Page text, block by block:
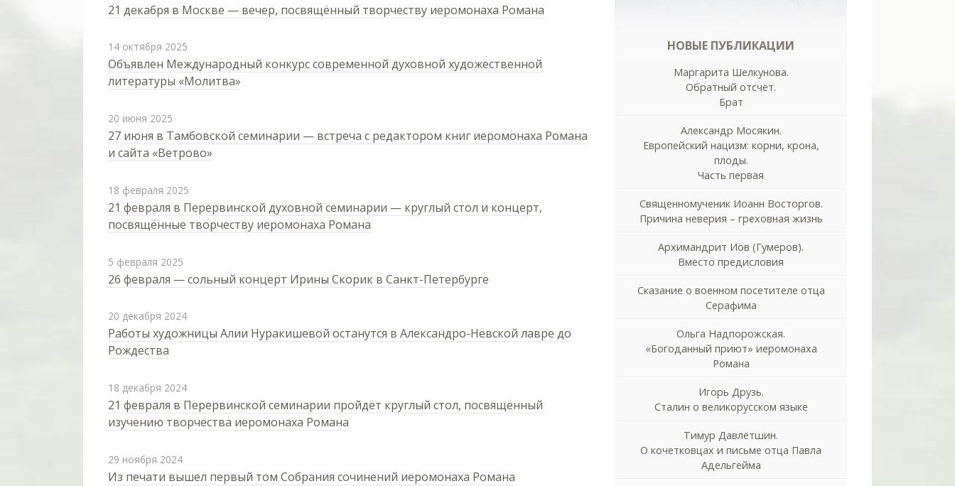
21 декабря в Москве — вечер, посвящённый творчеству иеромонаха Романа
14 октября 2025
Объявлен Международный конкурс современной духовной художественной
литературы «Молитва»
20 июня 2025
27 июня в Тамбовской семинарии — встреча с редактором книг иеромонаха Романа
и сайта «Ветрово»
18 февраля 2025
21 февраля в Перервинской духовной семинарии — круглый стол и концерт,
посвящённые творчеству иеромонаха Романа
5 февраля 2025
26 февраля — сольный концерт Ирины Скорик в Санкт-Петербурге
20 декабря 2024
Работы художницы Алии Нуракишевой останутся в Александро-Невской лавре до
Рождества
18 декабря 2024
21 февраля в Перервинской семинарии пройдёт круглый стол, посвящённый
изучению творчества иеромонаха Романа
29 ноября 2024
Из печати вышел первый том Собрания сочинений иеромонаха Романа
НОВЫЕ ПУБЛИКАЦИИ
Маргарита Шелкунова.
Обратный отсчёт.
Брат
Александр Мосякин.
Европейский нацизм: корни, крона,
плоды.
Часть первая
Священномученик Иоанн Восторгов.
Причина неверия – греховная жизнь
Архимандрит Иов (Гумеров).
Вместо предисловия
Сказание о военном посетителе отца
Серафима
Ольга Надпорожская.
«Богоданный приют» иеромонаха
Романа
Игорь Друзь.
Сталин о великорусском языке
Тимур Давлетшин.
О кочетковцах и письме отца Павла
Адельгейма